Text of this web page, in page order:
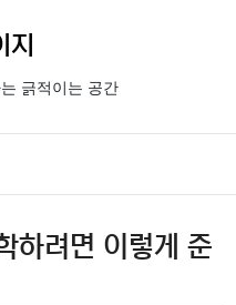
지
긁적이는 공간
하려면 이렇게 준